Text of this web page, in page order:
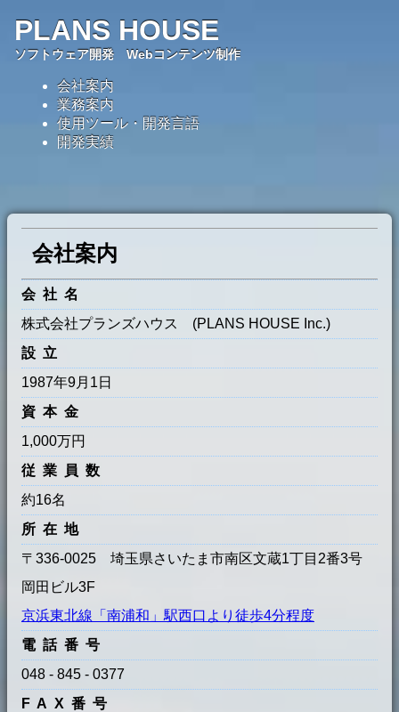
PLANS HOUSE
ソフトウェア開発 Webコンテンツ制作
会社案内
業務案内
使用ツール・開発言語
開発実績
会社案内
会社名
株式会社プランズハウス (PLANS HOUSE Inc.)
設立
1987年9月1日
資本金
1,000万円
従業員数
約16名
所在地
〒336-0025 埼玉県さいたま市南区文蔵1丁目2番3号
岡田ビル3F
京浜東北線「南浦和」駅西口より徒歩4分程度
電話番号
048 - 845 - 0377
FAX番号